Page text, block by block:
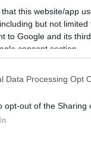
that this website/app
but not
to Google and its
consent section.
Data Processing Opt
opt-out of the Sharing
το
Χαλκιδική
100
θα είναι
ενώ θα
5/10 νέο
θα διασχίσει